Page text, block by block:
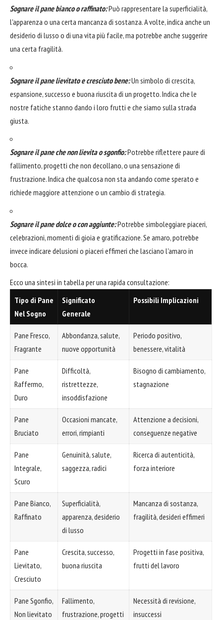
Sognare il pane bianco o raffinato:Può rappresentare la superficialità,
l'apparenza o una certa mancanza di sostanza. A volte, indica anche un
desiderio di lusso o di una vita più facile, ma potrebbe anche suggerire
una certa fragilità.
Sognare il pane lievitato e cresciuto bene:Un simbolo di crescita,
espansione, successo e buona riuscita di un progetto. Indica che le
nostre fatiche stanno dando i loro frutti e che siamo sulla strada
giusta.
Sognare il pane che non lievita o sgonfio:Potrebbe riflettere paure di
fallimento, progetti che non decollano, o una sensazione di
frustrazione. Indica che qualcosa non sta andando come sperato e
richiede maggiore attenzione o un cambio di strategia.
Sognare il pane dolce o con aggiunte:Potrebbe simboleggiare piaceri,
celebrazioni, momenti di gioia e gratificazione. Se amaro, potrebbe
invece indicare delusioni o piaceri effimeri che lasciano l'amaro in
bocca.
Ecco una sintesi in tabella per una rapida consultazione:
Tipo di Pane
Nel Sogno
Significato
Generale
Possibili Implicazioni
Pane Fresco,
Fragrante
Abbondanza, salute,
nuove opportunità
Periodo positivo,
benessere, vitalità
Pane
Raffermo,
Duro
Difficoltà,
ristrettezze,
insoddisfazione
Bisogno di cambiamento,
stagnazione
Pane
Bruciato
Occasioni mancate,
errori, rimpianti
Attenzione a decisioni,
conseguenze negative
Pane
Integrale,
Scuro
Genuinità, salute,
saggezza, radici
Ricerca di autenticità,
forza interiore
Pane Bianco,
Raffinato
Superficialità,
apparenza, desiderio
di lusso
Mancanza di sostanza,
fragilità, desideri effimeri
Pane
Lievitato,
Cresciuto
Crescita, successo,
buona riuscita
Progetti in fase positiva,
frutti del lavoro
Pane Sgonfio,
Non lievitato
Fallimento,
frustrazione, progetti
Necessità di revisione,
insuccessi